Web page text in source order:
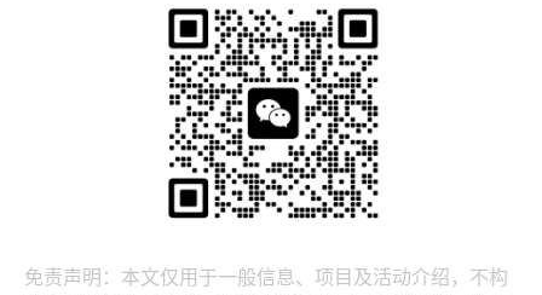
免责声明：本文仅用于一般信息、项目及活动介绍，不构